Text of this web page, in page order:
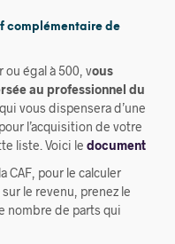
complémentaire de
égal à 500, vous
au professionnel du
vous dispensera d’une
l’acquisition de votre
liste. Voici le document
CAF, pour le calculer
le revenu, prenez le
nombre de parts qui